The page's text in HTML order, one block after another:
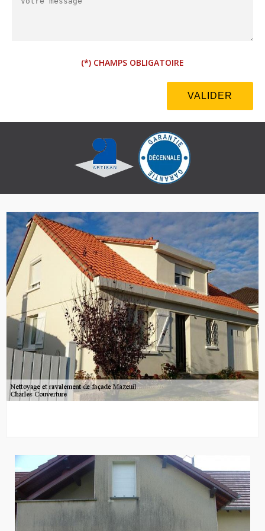
(*) CHAMPS OBLIGATOIRE